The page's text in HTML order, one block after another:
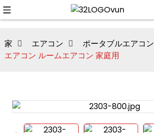
家 エアコン ポータブルエアコン
エアコン ルームエアコン 家庭用